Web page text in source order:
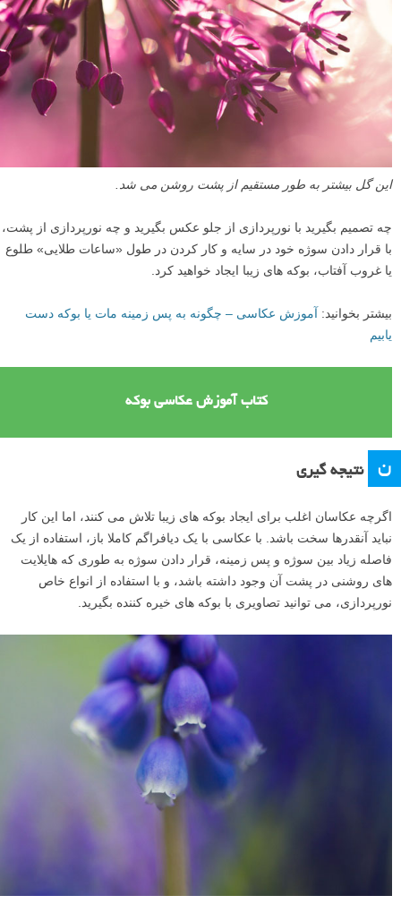
این گل بیشتر به طور مستقیم از پشت روشن می شد.
چه تصمیم بگیرید با نورپردازی از جلو عکس بگیرید و چه نورپردازی از پشت،
با قرار دادن سوژه خود در سایه و کار کردن در طول «ساعات طلایی» طلوع
یا غروب آفتاب، بوکه های زیبا ایجاد خواهید کرد.
بیشتر بخوانید: آموزش عکاسی – چگونه به پس زمینه مات یا بوکه دست
یابیم
کتاب آموزش عکاسی بوکه
ن نتیجه گیری
اگرچه عکاسان اغلب برای ایجاد بوکه های زیبا تلاش می کنند، اما این کار
نباید آنقدرها سخت باشد. با عکاسی با یک دیافراگم کاملا باز، استفاده از یک
فاصله زیاد بین سوژه و پس زمینه، قرار دادن سوژه به طوری که هایلایت
های روشنی در پشت آن وجود داشته باشد، و با استفاده از انواع خاص
نورپردازی، می توانید تصاویری با بوکه های خیره کننده بگیرید.